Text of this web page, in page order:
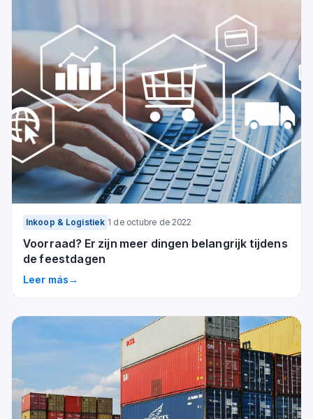
Inkoop & Logistiek 1 de octubre de 2022
Voorraad? Er zijn meer dingen belangrijk tijdens
de feestdagen
Leer más→